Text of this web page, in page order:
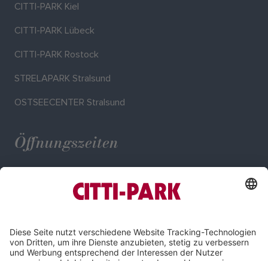
CITTI-PARK Kiel
CITTI-PARK Lübeck
CITTI-PARK Rostock
STRELAPARK Stralsund
OSTSEECENTER Stralsund
Öffnungszeiten